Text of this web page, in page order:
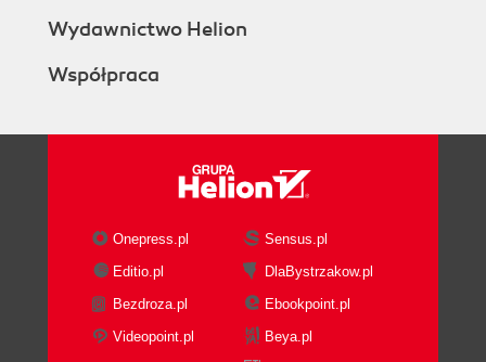
Wydawnictwo Helion
Współpraca
Onepress.pl
Sensus.pl
Editio.pl
DlaBystrzakow.pl
Bezdroza.pl
Ebookpoint.pl
Videopoint.pl
Beya.pl